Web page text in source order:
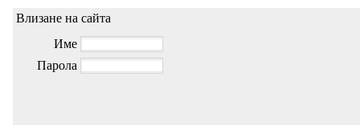
Влизане на сайта
Име
Парола